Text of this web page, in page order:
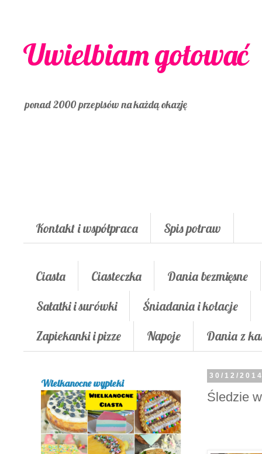
Uwielbiam gotować
ponad 2000 przepisów na każdą okazję
Kontakt i współpraca Spis potraw
Ciasta Ciasteczka
Dania bezmięsne
Sałatki i surówki
Śniadania i kolacje
Zapiekanki i pizze
Napoje Dania z
30/12/
Śledzie
Wielkanocne wypieki